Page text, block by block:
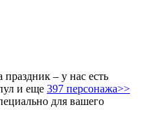
– у нас есть
и еще 397 персонажа>>
для вашего